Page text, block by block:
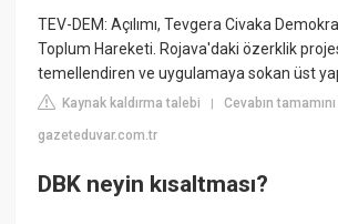
TEV-DEM: Açılımı, Tevgera Civaka
Toplum Hareketi. Rojava'daki özerklik
temellendiren ve uygulamaya sokan üst
Kaynak kaldırma talebi |Cevabın
gazeteduvar.com.tr
DBK neyin kısaltması?